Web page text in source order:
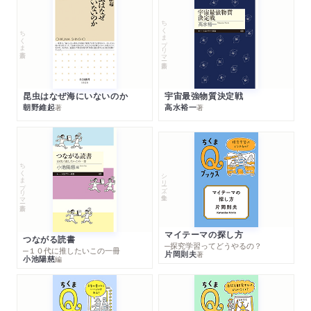
ちくま新書
昆虫はなぜ海にいないのか
朝野維起著
ちくまプリマー新書
宇宙最強物質決定戦
高水裕一著
ちくまプリマー新書
つながる読書
─１０代に推したいこの一冊
小池陽慈編
シリーズ・全集
マイテーマの探し方
─探究学習ってどうやるの？
片岡則夫著